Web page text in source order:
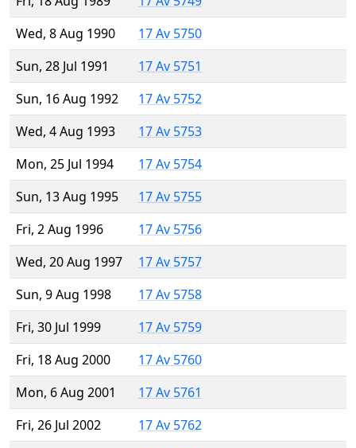
Wed, 8 Aug 1990
17 Av 5750
Sun, 28 Jul 1991
17 Av 5751
Sun, 16 Aug 1992
17 Av 5752
Wed, 4 Aug 1993
17 Av 5753
Mon, 25 Jul 1994
17 Av 5754
Sun, 13 Aug 1995
17 Av 5755
Fri, 2 Aug 1996
17 Av 5756
Wed, 20 Aug 1997
17 Av 5757
Sun, 9 Aug 1998
17 Av 5758
Fri, 30 Jul 1999
17 Av 5759
Fri, 18 Aug 2000
17 Av 5760
Mon, 6 Aug 2001
17 Av 5761
Fri, 26 Jul 2002
17 Av 5762